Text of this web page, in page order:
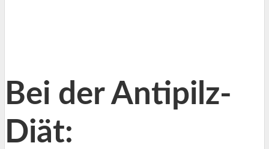
Bei der Antipilz-
Diät: